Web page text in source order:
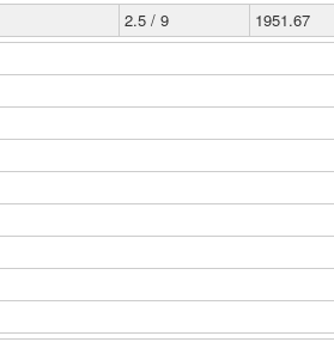
2.5 / 9 1951.67